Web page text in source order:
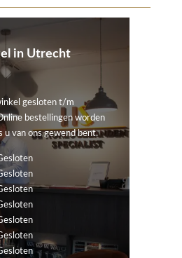
in Utrecht
gesloten t/m
bestellingen worden
u van ons gewend bent.